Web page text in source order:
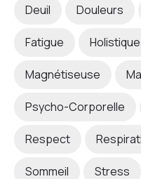
Deuil Douleurs
Fatigue Holistique
Magnétiseuse
Psycho-Corporelle
Respect
Sommeil Stress